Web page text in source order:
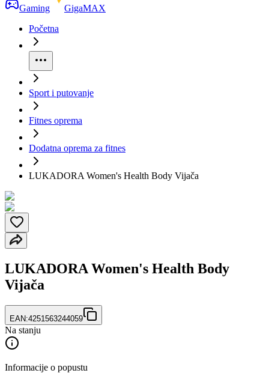
Gaming
GigaMAX
Početna
Sport i putovanje
Fitnes oprema
Dodatna oprema za fitnes
LUKADORA Women's Health Body Vijača
LUKADORA Women's Health Body
Vijača
EAN:4251563244059
Na stanju
Informacije o popustu